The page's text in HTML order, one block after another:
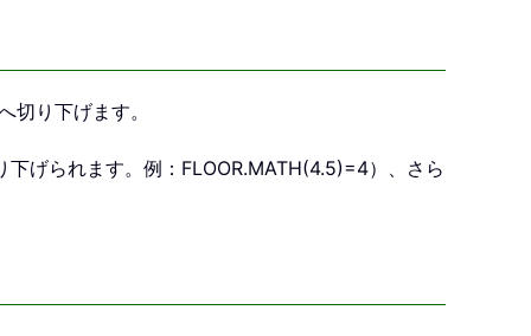
り下げます。
げられます。例：FLOOR.MATH(4.5)=4）、さら